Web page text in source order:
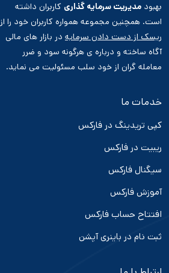
بهبود مدیریت سرمایه گذاری کاربران داشته
است. همچنین مجموعه همواره کاربران خود را از
ریسک از دست دادن سرمایه در بازار های مالی
آگاه ساخته و درباره ی هرگونه سود و ضرر
معامله گران از خود سلب مسئولیت می نماید.
خدمات ما
کپی تریدینگ در فارکس
ریبیت در فارکس
سیگنال فارکس
آموزش فارکس
افتتاح حساب فارکس
ثبت نام در باینری آپشن